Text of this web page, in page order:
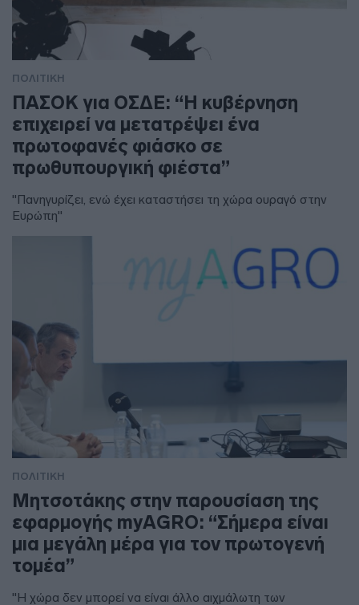
ΠΟΛΙΤΙΚΗ
ΠΑΣΟΚ για ΟΣΔΕ: “Η κυβέρνηση
επιχειρεί να μετατρέψει ένα
πρωτοφανές φιάσκο σε
πρωθυπουργική φιέστα”
"Πανηγυρίζει, ενώ έχει καταστήσει τη χώρα ουραγό στην
Ευρώπη"
ΠΟΛΙΤΙΚΗ
Μητσοτάκης στην παρουσίαση της
εφαρμογής myAGRO: “Σήμερα είναι
μια μεγάλη μέρα για τον πρωτογενή
τομέα”
"Η χώρα δεν μπορεί να είναι άλλο αιχμάλωτη των